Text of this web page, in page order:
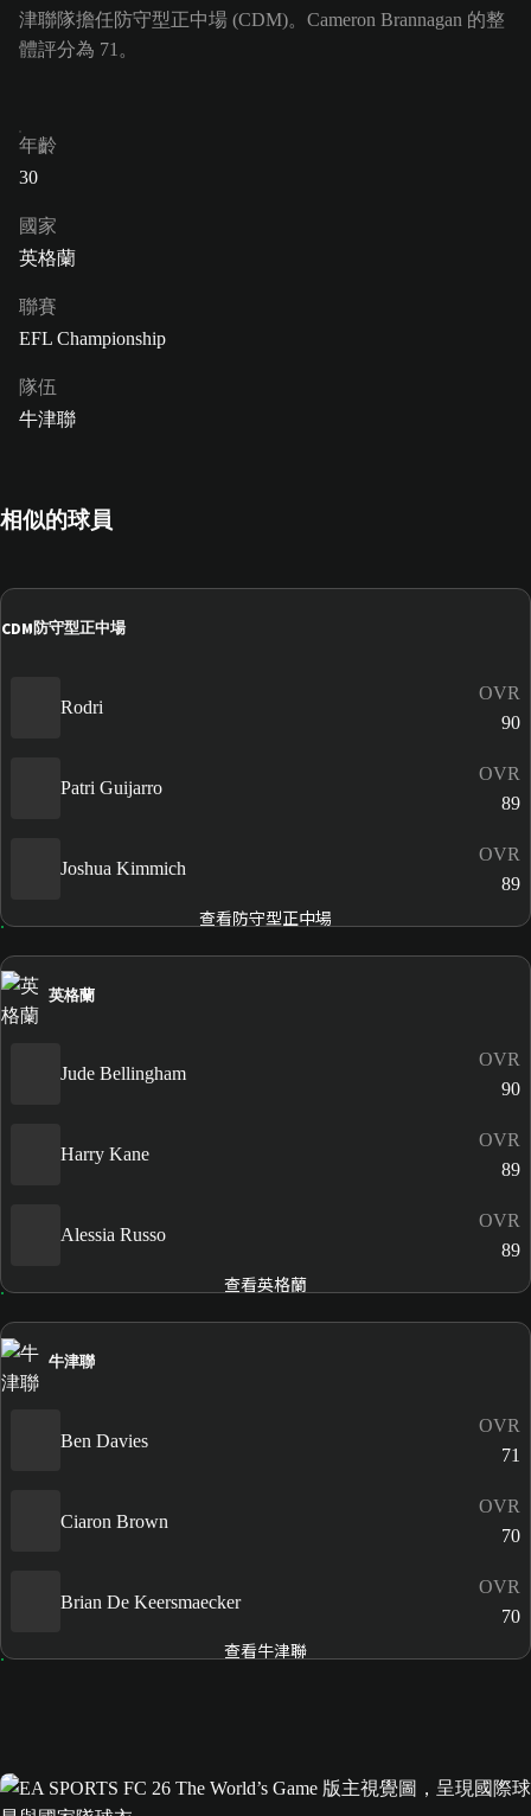
津聯隊擔任防守型正中場 (CDM)。Cameron Brannagan 的整
體評分為 71。
年齡
30
國家
英格蘭
聯賽
EFL Championship
隊伍
牛津聯
相似的球員
CDM 防守型正中場
Rodri
OVR
90
Patri Guijarro
OVR
89
Joshua Kimmich
OVR
89
查看防守型正中場
英格蘭
Jude Bellingham
OVR
90
Harry Kane
OVR
89
Alessia Russo
OVR
89
查看英格蘭
牛津聯
Ben Davies
OVR
71
Ciaron Brown
OVR
70
Brian De Keersmaecker
OVR
70
查看牛津聯